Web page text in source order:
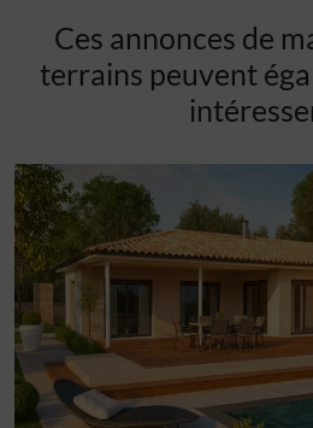
Ces annonces de
terrains peuvent